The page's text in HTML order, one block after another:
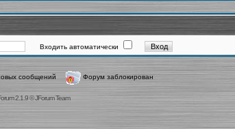
Входить автоматически
сообщений Форум заблокирован
2.1.9©JForum Team